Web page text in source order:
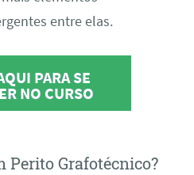
entre elas.
PARA SE
NO CURSO
Perito Grafotécnico?